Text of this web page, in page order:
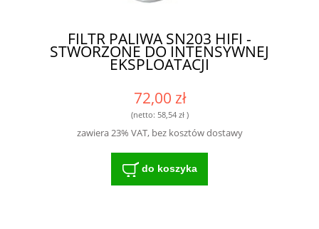
FILTR PALIWA SN203 HIFI -
STWORZONE DO INTENSYWNEJ
EKSPLOATACJI
72,00 zł
(netto: 58,54 zł)
zawiera 23% VAT, bez kosztów dostawy
do koszyka